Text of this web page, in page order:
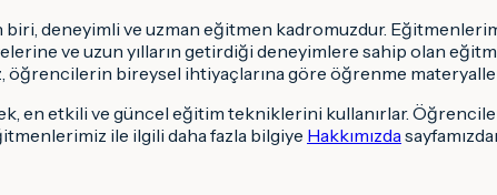
deneyimli ve uzman eğitmen kadromuzdur.
ve uzun yılların getirdiği deneyimlere sahip olan
öğrencilerin bireysel ihtiyaçlarına göre öğrenme
en etkili ve güncel eğitim tekniklerini kullanırlar.
ile ilgili daha fazla bilgiye Hakkımızda